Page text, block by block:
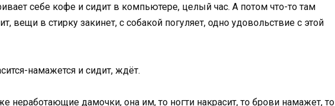
себе кофе и сидит в компьютере, целый час. А потом что-то там
вещи в стирку закинет, с собакой погуляет, одно удовольствие с этой
намажется и сидит, ждёт.
неработающие дамочки, она им, то ногти накрасит, то брови намажет, то